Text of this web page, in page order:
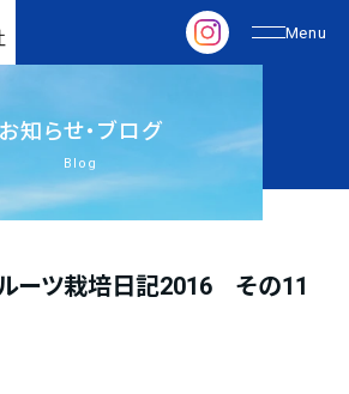
お知らせ・ブログ
Blog
ーツ栽培日記2016 その11